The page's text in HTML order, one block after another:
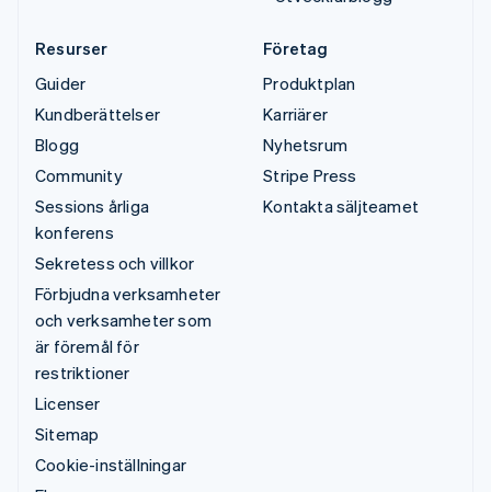
Resurser
Guider
Kundberättelser
Blogg
Community
Sessions årliga
konferens
Sekretess och villkor
Förbjudna verksamheter
och verksamheter som
är föremål för
restriktioner
Licenser
Sitemap
Cookie-inställningar
Företag
Produktplan
Karriärer
Nyhetsrum
Stripe Press
Kontakta säljteamet